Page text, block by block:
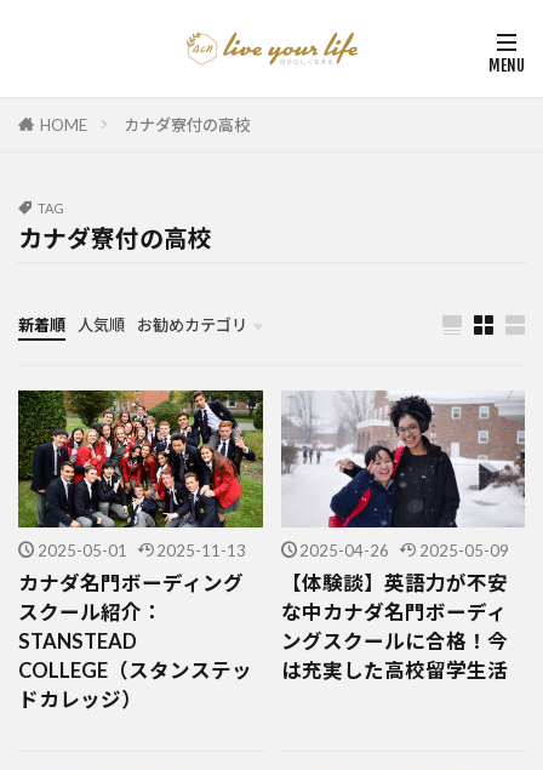
HOME カナダ寮付の高校
TAG
カナダ寮付の高校
新着順 人気順 お勧めカテゴリ
カナダ中学・高校留学
カナダ親子留学・教育移住
体験談（カナダ高校留学・親子移住）
カナダ留学カウンセリング内容実例集
2025-05-01 2025-11-13
カナダ名門ボーディング
スクール紹介：
STANSTEAD
COLLEGE（スタンステッ
ドカレッジ）
2025-04-26 2025-05-09
【体験談】英語力が不安
な中カナダ名門ボーディ
ングスクールに合格！今
は充実した高校留学生活